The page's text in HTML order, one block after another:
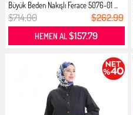
Büyük Beden Nakışlı Ferace 5076-01 ...
$714.00 $262.99
HEMEN AL$157.79